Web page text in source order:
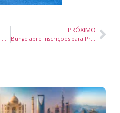
Regata marca aniversário de Navegantes e movimenta circuito promovido pela Marina Itajaí
PRÓXIMO
Bunge abre inscrições para Programa de Estágio 2025 – 2º Semestre em várias cidades do Brasil